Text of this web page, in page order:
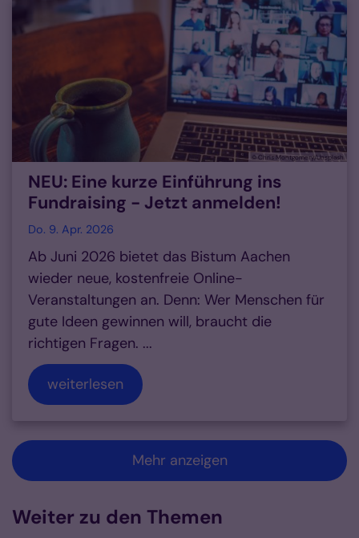
© Chris Montgomery/Unsplash
NEU: Eine kurze Einführung ins
Fundraising - Jetzt anmelden!
Do. 9. Apr. 2026
Ab Juni 2026 bietet das Bistum Aachen
wieder neue, kostenfreie Online-
Veranstaltungen an. Denn: Wer Menschen für
gute Ideen gewinnen will, braucht die
richtigen Fragen. ...
weiterlesen
Mehr anzeigen
Weiter zu den Themen